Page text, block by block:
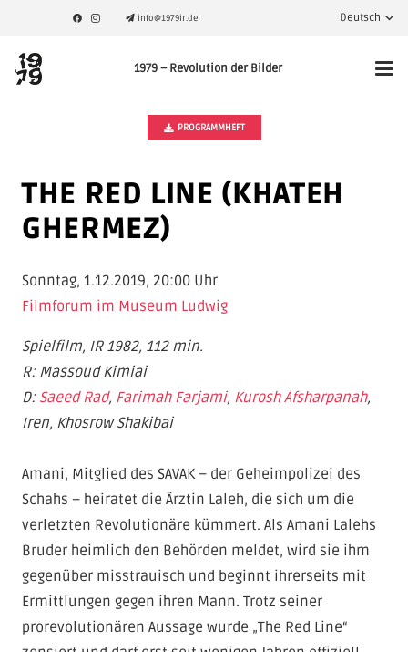
info@1979ir.de Deutsch
1979 – Revolution der Bilder
PROGRAMMHEFT
THE RED LINE (KHATEH
GHERMEZ)
Sonntag, 1.12.2019, 20:00 Uhr
Filmforum im Museum Ludwig
Spielfilm, IR 1982, 112 min.
R: Massoud Kimiai
D: Saeed Rad, Farimah Farjami, Kurosh Afsharpanah,
Iren, Khosrow Shakibai
Amani, Mitglied des SAVAK – der Geheimpolizei des
Schahs – heiratet die Ärztin Laleh, die sich um die
verletzten Revolutionäre kümmert. Als Amani Lalehs
Bruder heimlich den Behörden meldet, wird sie ihm
gegenüber misstrauisch und beginnt ihrerseits mit
Ermittlungen gegen ihren Mann. Trotz seiner
prorevolutionären Aussage wurde „The Red Line“